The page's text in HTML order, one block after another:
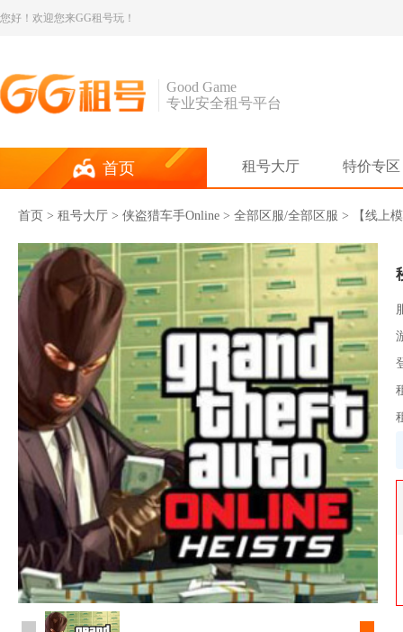
您好！欢迎您来GG租号玩！
Good Game
专业安全租号平台
首页 租号大厅 特价专区
首页 > 租号大厅 > 侠盗猎车手Online > 全部区服/全部区服 > 【线上